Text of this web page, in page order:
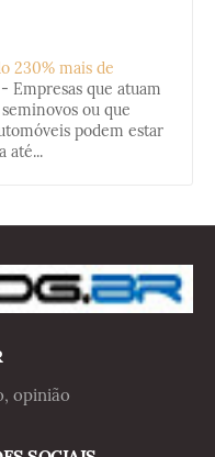
230% mais de
- Empresas que atuam
ou que
podem estar
até...
opinião